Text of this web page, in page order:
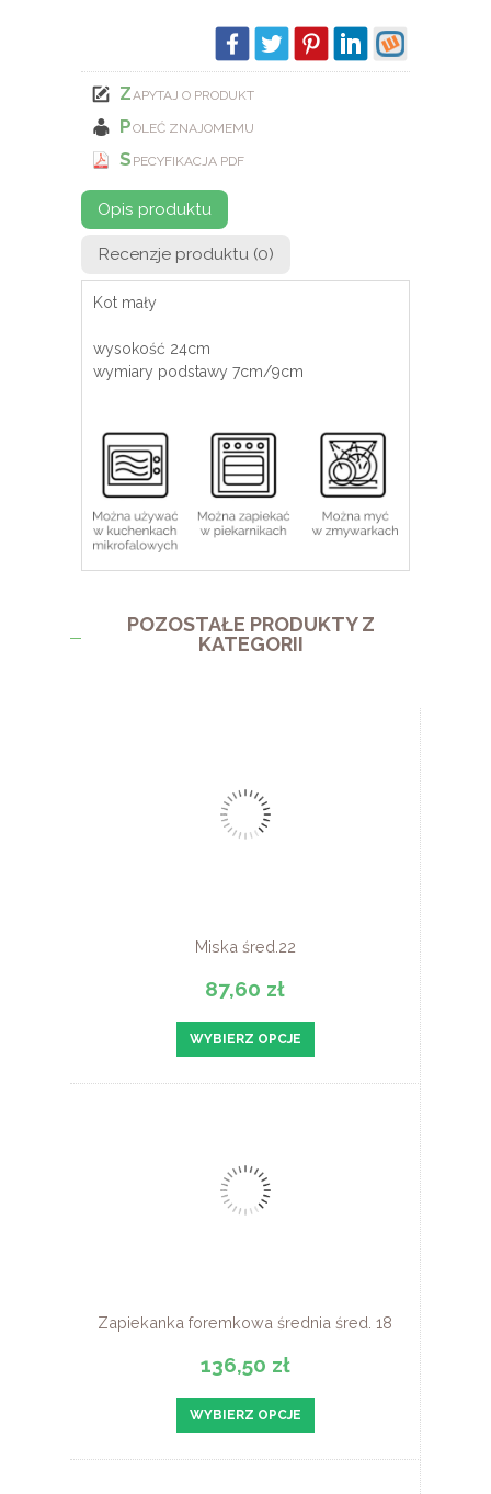
Z APYTAJ O PRODUKT
POLEĆ ZNAJOMEMU
S PECYFIKACJA PDF
Opis produktu
Recenzje produktu (0)
Kot mały
wysokość 24cm
wymiary podstawy 7cm/9cm
POZOSTAŁE PRODUKTY Z
KATEGORII
Miska śred.22
87,60 zł
WYBIERZ OPCJE
Zapiekanka foremkowa średnia śred. 18
136,50 zł
WYBIERZ OPCJE